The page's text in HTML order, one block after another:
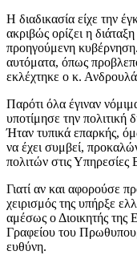
Η διαδικασία είχε την
ακριβώς ορίζει η
προηγούμενη κυβέρνηση.
αυτόματα, όπως
εκλέχτηκε ο κ.
Παρότι όλα έγιναν
υποτίμησε την πολιτική
Ήταν τυπικά επαρκής,
να έχει συμβεί,
πολιτών στις Υπηρεσίες
Γιατί αν και αφορούσε
χειρισμός της υπήρξε
αμέσως ο Διοικητής
Γραφείου του
ευθύνη.